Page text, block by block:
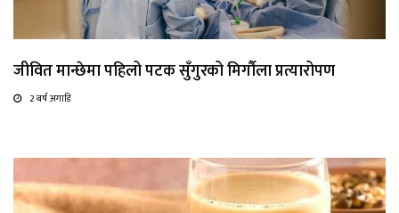
जीवित मान्छेमा पहिलो पटक सुँगुरको मिर्गौला प्रत्यारोपण
2 बर्ष अगाडि